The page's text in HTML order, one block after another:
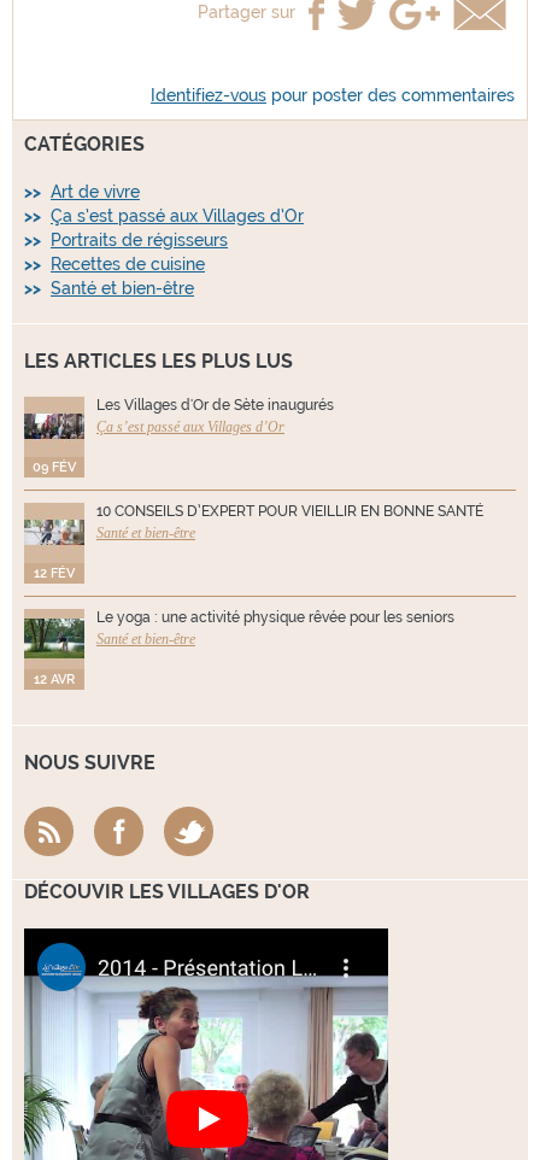
Partager sur
Identifiez-vous pour poster des commentaires
CATÉGORIES
Art de vivre
Ça s’est passé aux Villages d’Or
Portraits de régisseurs
Recettes de cuisine
Santé et bien-être
LES ARTICLES LES PLUS LUS
09 FÉV
Les Villages d'Or de Sète inaugurés
Ça s’est passé aux Villages d’Or
12 FÉV
10 CONSEILS D’EXPERT POUR VIEILLIR EN BONNE SANTÉ
Santé et bien-être
12 AVR
Le yoga : une activité physique rêvée pour les seniors
Santé et bien-être
NOUS SUIVRE
DÉCOUVIR LES VILLAGES D'OR